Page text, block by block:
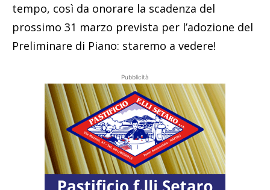
tempo, così da onorare la scadenza del
prossimo 31 marzo prevista per l’adozione del
Preliminare di Piano: staremo a vedere!
Pubblicità